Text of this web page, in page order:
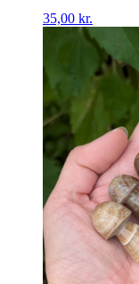
35,00 kr.